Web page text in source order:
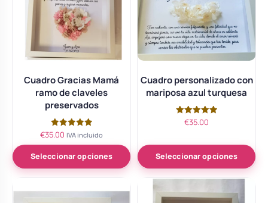
Cuadro Gracias Mamá
ramo de claveles
preservados
Valorado
de 5
€35.00 IVA incluido
Seleccionar opciones
Cuadro personalizado con
mariposa azul turquesa
Valorado
con
€35.00
Seleccionar opciones